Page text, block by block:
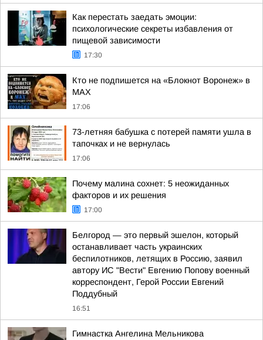
Как перестать заедать эмоции:
психологические секреты избавления от
пищевой зависимости
17:30
Кто не подпишется на «Блокнот Воронеж» в
МАХ
17:06
73-летняя бабушка с потерей памяти ушла в
тапочках и не вернулась
17:06
Почему малина сохнет: 5 неожиданных
факторов и их решения
17:00
Белгород — это первый эшелон, который
останавливает часть украинских
беспилотников, летящих в Россию, заявил
автору ИС "Вести" Евгению Попову военный
корреспондент, Герой России Евгений
Поддубный
16:51
Гимнастка Ангелина Мельникова